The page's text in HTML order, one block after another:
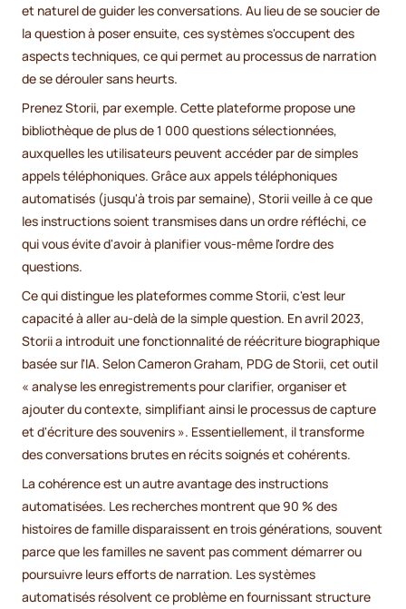
et naturel de guider les conversations. Au lieu de se soucier de
la question à poser ensuite, ces systèmes s'occupent des
aspects techniques, ce qui permet au processus de narration
de se dérouler sans heurts.
Prenez Storii, par exemple. Cette plateforme propose une
bibliothèque de plus de 1 000 questions sélectionnées,
auxquelles les utilisateurs peuvent accéder par de simples
appels téléphoniques. Grâce aux appels téléphoniques
automatisés (jusqu'à trois par semaine), Storii veille à ce que
les instructions soient transmises dans un ordre réfléchi, ce
qui vous évite d'avoir à planifier vous-même l'ordre des
questions.
Ce qui distingue les plateformes comme Storii, c'est leur
capacité à aller au-delà de la simple question. En avril 2023,
Storii a introduit une fonctionnalité de réécriture biographique
basée sur l'IA. Selon Cameron Graham, PDG de Storii, cet outil
« analyse les enregistrements pour clarifier, organiser et
ajouter du contexte, simplifiant ainsi le processus de capture
et d'écriture des souvenirs ». Essentiellement, il transforme
des conversations brutes en récits soignés et cohérents.
La cohérence est un autre avantage des instructions
automatisées. Les recherches montrent que 90 % des
histoires de famille disparaissent en trois générations, souvent
parce que les familles ne savent pas comment démarrer ou
poursuivre leurs efforts de narration. Les systèmes
automatisés résolvent ce problème en fournissant structure